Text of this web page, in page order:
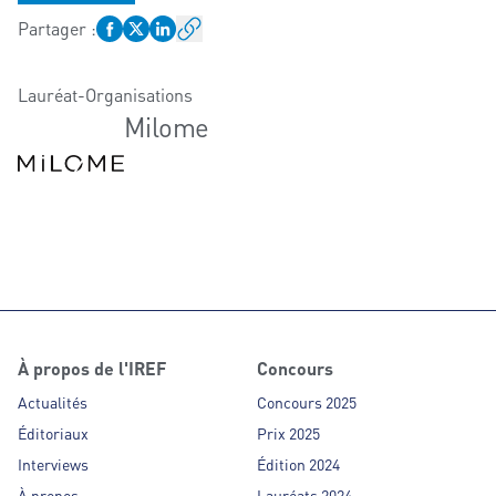
Partager :
Lauréat-Organisations
Milome
À propos de l'IREF
Actualités
Éditoriaux
Interviews
Concours
Concours 2025
Prix 2025
Édition 2024